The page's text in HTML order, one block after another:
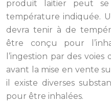
produit laitier peut se
température indiquée.
devra tenir à de
être conçu pour
l’ingestion par des voies
avant la mise en vente
il existe diverses
pour être inhalées.